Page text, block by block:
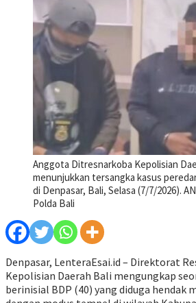
Anggota Ditresnarkoba Kepolisian
menunjukkan tersangka kasus
di Denpasar, Bali, Selasa (7/7/2026).
Polda Bali
Denpasar, LenteraEsai.id – Direktorat
Kepolisian Daerah Bali mengungkap
berinisial BDP (40) yang diduga hendak